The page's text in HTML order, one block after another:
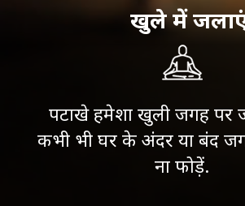
खुले में
पटाखे हमेशा खुली जगह पर
कभी भी घर के अंदर या बंद
ना फोड़ें.